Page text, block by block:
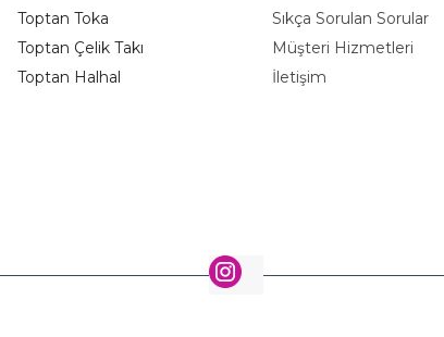
Toptan Toka
Toptan Çelik Takı
Toptan Halhal
Sıkça Sorulan Sorular
Müşteri Hizmetleri
İletişim